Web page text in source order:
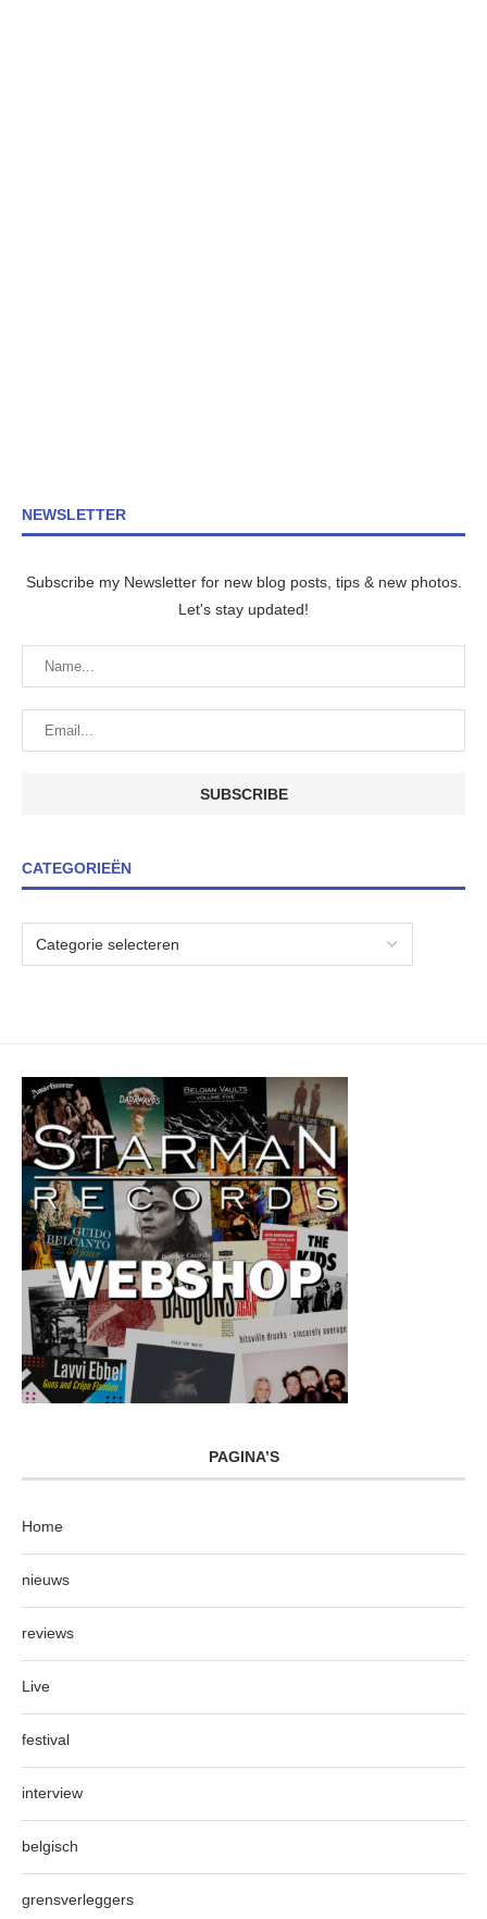
NEWSLETTER
Subscribe my Newsletter for new blog posts, tips & new photos.
Let's stay updated!
CATEGORIEËN
PAGINA’S
Home
nieuws
reviews
Live
festival
interview
belgisch
grensverleggers